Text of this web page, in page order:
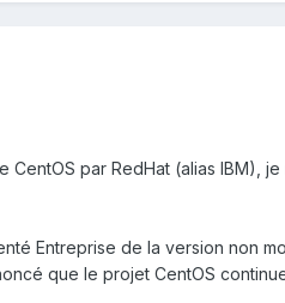
par RedHat (alias IBM),
Entreprise de la version non
que le projet CentOS